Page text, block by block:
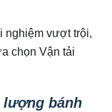
nghiệm vượt trội,
chọn Vận tải
lượng bánh